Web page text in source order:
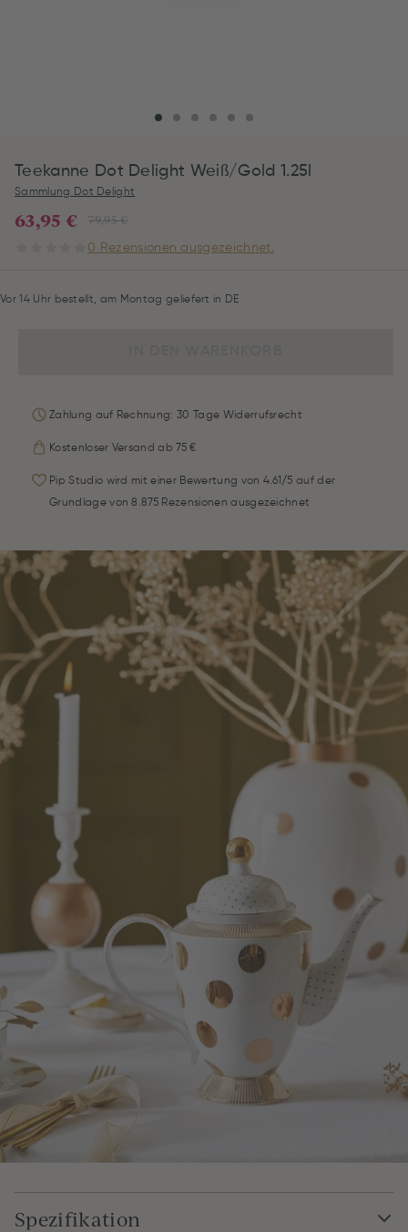
Teekanne Dot Delight Weiß/Gold 1.25l
Sammlung Dot Delight
79,95 €
63,95 €
0 Rezensionen ausgezeichnet.
Vor 14 Uhr bestellt, am Montag geliefert in DE
Zahlung auf Rechnung: 30 Tage Widerrufsrecht
Kostenloser Versand ab 75 €
Pip Studio wird mit einer Bewertung von 4.61/5 auf der
Grundlage von 8.875 Rezensionen ausgezeichnet
Spezifikation